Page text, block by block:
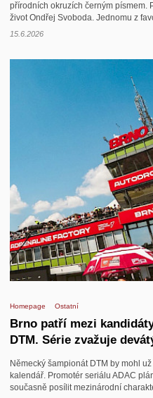
přírodních okruzích černým písmem.
život Ondřej Svoboda. Jednomu z
15.6.2026
Homepage Ostatní
Brno patří mezi
DTM. Série zvažuje
Německý šampionát DTM by mohl
kalendář. Promotér seriálu ADAC
současně posílit mezinárodní